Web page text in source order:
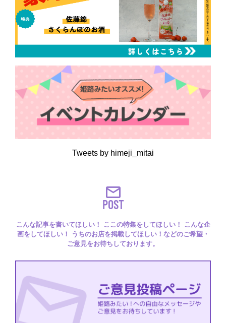
Tweets by himeji_mitai
POST
こんな記事を書いてほしい！ ここの特集をしてほしい！ こんな企
画をしてほしい！ うちのお店を掲載してほしい！などのご希望・
ご意見をお待ちしております。